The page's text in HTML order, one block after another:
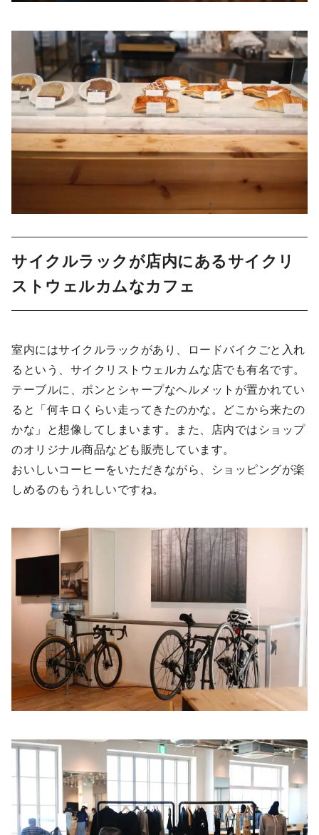
サイクルラックが店内にあるサイクリ
ストウェルカムなカフェ
室内にはサイクルラックがあり、ロードバイクごと入れ
るという、サイクリストウェルカムな店でも有名です。
テーブルに、ポンとシャープなヘルメットが置かれてい
ると「何キロくらい走ってきたのかな。どこから来たの
かな」と想像してしまいます。また、店内ではショップ
のオリジナル商品なども販売しています。
おいしいコーヒーをいただきながら、ショッピングが楽
しめるのもうれしいですね。